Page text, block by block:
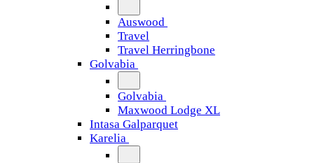
Auswood
Travel
Travel Herringbone
Golvabia
Golvabia
Maxwood Lodge XL
Intasa Galparquet
Karelia